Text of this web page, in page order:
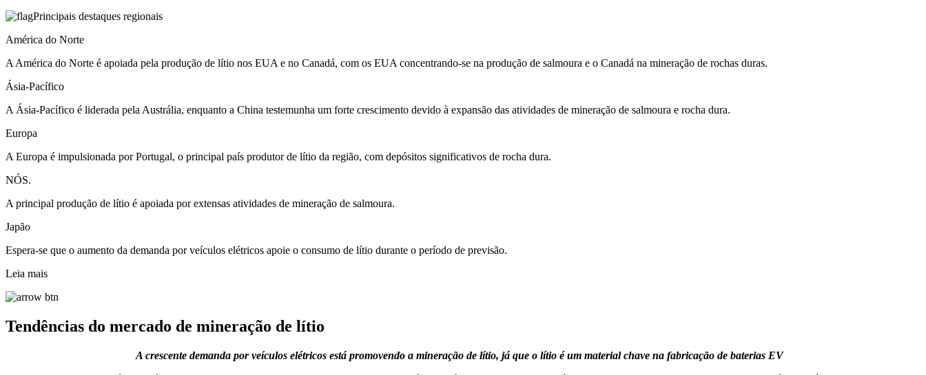
Principais destaques regionais
América do Norte
A América do Norte é apoiada pela produção de lítio nos EUA e no Canadá, com os EUA concentrando-se na produção de salmoura e o Canadá na mineração de rochas duras.
Ásia-Pacífico
A Ásia-Pacífico é liderada pela Austrália, enquanto a China testemunha um forte crescimento devido à expansão das atividades de mineração de salmoura e rocha dura.
Europa
A Europa é impulsionada por Portugal, o principal país produtor de lítio da região, com depósitos significativos de rocha dura.
NÓS.
A principal produção de lítio é apoiada por extensas atividades de mineração de salmoura.
Japão
Espera-se que o aumento da demanda por veículos elétricos apoie o consumo de lítio durante o período de previsão.
Leia mais
Tendências do mercado de mineração de lítio
A crescente demanda por veículos elétricos está promovendo a mineração de lítio, já que o lítio é um material chave na fabricação de baterias EV